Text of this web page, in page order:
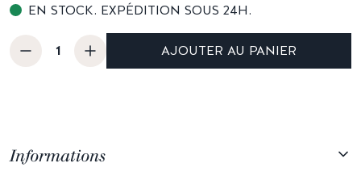
EN STOCK. EXPÉDITION SOUS 24H.
AJOUTER AU PANIER
Informations